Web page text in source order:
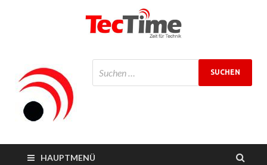
TecTime
HAUPTMENÜ